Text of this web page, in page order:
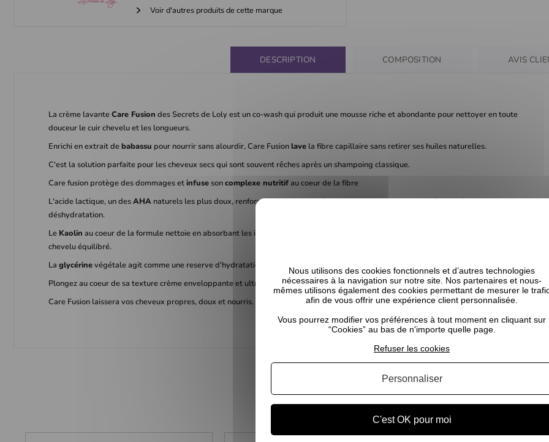
Voir d'autres produits de cette marque
DESCRIPTION COMPOSITION AVIS
La crème lavanteCare Fusion des Secrets de Loly est un co-wash qui produit une mousse riche et abondante pour nettoyer en toute
douceur le cuir chevelu et les longueurs.
Enrichi en extrait debabassu pour nourrir sans alourdir, Care Fusionlave la fibre capillaire sans retirer ses huiles naturelles.
C'est la solution parfaite pour les cheveux secs qui sont souvent rêches après un shampoing classique.
Care fusion protège des dommages etinfusesoncomplexe nutritifau coeur de la fibre
L'acide lactique, un desAHA naturels les plus doux, renforce la fonction barrière du cuir chevelu pour le protéger et éviter sa
déshydratation.
Le Kaolin au coeur de la formule nettoie en absorbant les impuretés, régule l'accumulation de sébum et les impuretés, pour un cuir
chevelu équilibré.
La glycérinevégétale agit comme une reserve d'hydratation, elle crée un film d'hydratation autour de la fibre
Plongez au coeur de sa texture crème enveloppante et ultra-glissante qui facilite le démêlage
Care Fusion laissera vos cheveux propres, doux et nourris.
CELA POURRAIT VOUS INTÉRESSER
Nous utilisons des cookies fonctionnels et d’autres technologies
nécessaires à la navigation sur notre site. Nos partenaires et nous-
mêmes utilisons également des cookies permettant de mesurer le
afin de vous offrir une expérience client personnalisée.
Vous pourrez modifier vos préférences à tout moment en cliquant sur
“Cookies” au bas de n'importe quelle page.
C'est OK pour moi
Refuser les cookies
Personnaliser